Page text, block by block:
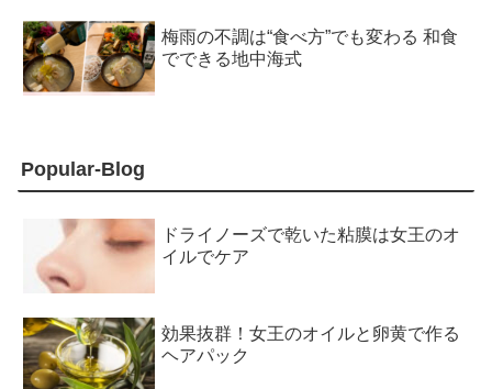
梅雨の不調は“食べ方”でも変わる 和食
でできる地中海式
Popular-Blog
ドライノーズで乾いた粘膜は女王のオ
イルでケア
効果抜群！女王のオイルと卵黄で作る
ヘアパック